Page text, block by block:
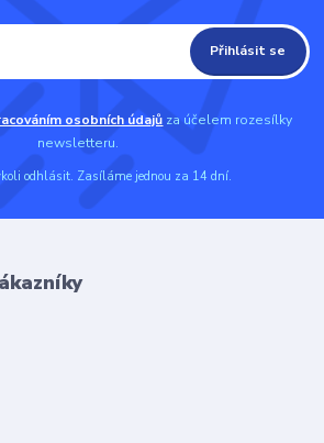
Přihlásit se
osobních údajů za účelem rozesílky
newsletteru.
odhlásit. Zasíláme jednou za 14 dní.